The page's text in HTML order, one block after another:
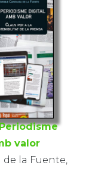
valor
de la Fuente,